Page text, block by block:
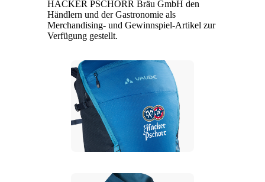
HACKER PSCHORR Bräu GmbH den
Händlern und der Gastronomie als
Merchandising- und Gewinnspiel-Artikel zur
Verfügung gestellt.